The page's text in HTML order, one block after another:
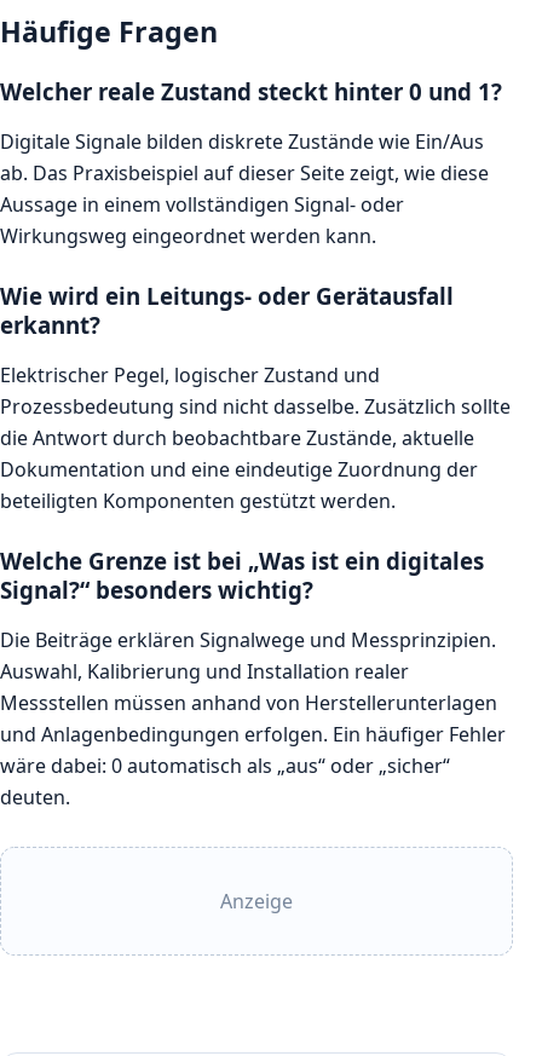
Häufige Fragen
Welcher reale Zustand steckt hinter 0 und 1?
Digitale Signale bilden diskrete Zustände wie Ein/Aus
ab. Das Praxisbeispiel auf dieser Seite zeigt, wie diese
Aussage in einem vollständigen Signal- oder
Wirkungsweg eingeordnet werden kann.
Wie wird ein Leitungs- oder Gerätausfall
erkannt?
Elektrischer Pegel, logischer Zustand und
Prozessbedeutung sind nicht dasselbe. Zusätzlich sollte
die Antwort durch beobachtbare Zustände, aktuelle
Dokumentation und eine eindeutige Zuordnung der
beteiligten Komponenten gestützt werden.
Welche Grenze ist bei „Was ist ein digitales
Signal?“ besonders wichtig?
Die Beiträge erklären Signalwege und Messprinzipien.
Auswahl, Kalibrierung und Installation realer
Messstellen müssen anhand von Herstellerunterlagen
und Anlagenbedingungen erfolgen. Ein häufiger Fehler
wäre dabei: 0 automatisch als „aus“ oder „sicher“
deuten.
Anzeige